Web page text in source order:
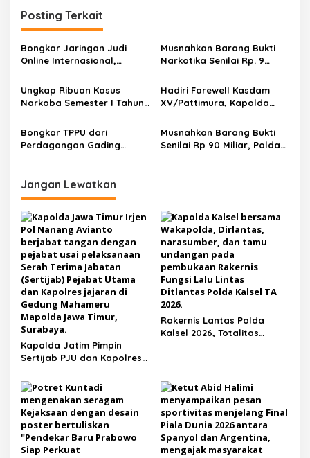
a
s
i
o
Posting Terkait
Bongkar Jaringan Judi
Online Internasional,
287 WNA dan 4 WNI Jadi
Tersangka
Musnahkan Barang Bukti
Narkotika Senilai Rp. 9
Diamankan Polresta
Barelang
Ungkap Ribuan Kasus
Narkoba Semester I Tahun
Selamatkan 2,79 Juta Jiwa
dari Bahaya Narkotika
Hadiri Farewell Kasdam
XV/Pattimura, Kapolda
TNI-Polri di Kawasan Timur
Indonesia
Bongkar TPPU dari
Perdagangan Gading
Musnahkan Barang Bukti
Senilai Rp 90 Miliar, Polda
Jangan Lewatkan
Kapolda Jatim Pimpin
Sertijab PJU dan Kapolres,
Kepemimpinan dan
Pelayanan Presisi
Rakernis Lantas Polda
Kalsel 2026, Totalitas